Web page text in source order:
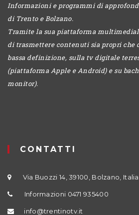
Informazioni e programmi di
di Trento e Bolzano.
Tramite la sua piattaforma
di trasmettere contenuti sia propri che
bassa definizione, sulla tv digitale
(piattaforma Apple e Android) e su
monitor).
CONTATTI
Via Buozzi 14, 39100, Bolzano, Italia
Informazioni 0471 935400
info@trentinotv.it